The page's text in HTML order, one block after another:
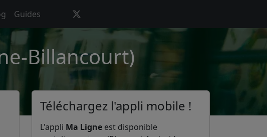
Guides
Billancourt)
Téléchargez l'appli mobile !
L'appli Ma Ligne est disponible